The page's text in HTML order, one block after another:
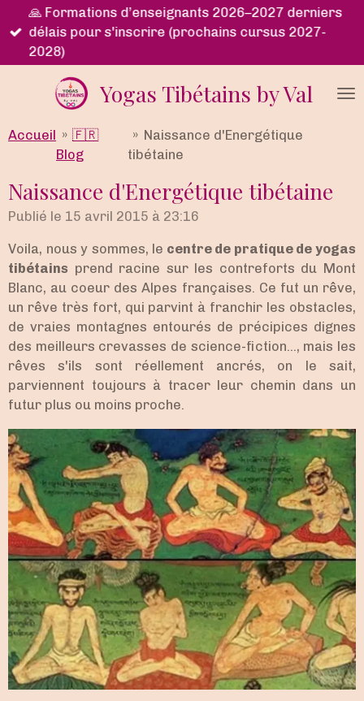
Passer
au
contenu
Yogas Tibétains by Val
🙏 Formations d’enseignants 2026–2027 derniers
délais pour s'inscrire (prochains cursus 2027-
2028)
Accueil » 🇫🇷
Blog
» Naissance d'Energétique
tibétaine
Naissance d'Energétique tibétaine
Publié le 15 avril 2015 à 23:16
Voila, nous y sommes, le centre de pratique de yogas
tibétains prend racine sur les contreforts du Mont
Blanc, au coeur des Alpes françaises. Ce fut un rêve,
un rêve très fort, qui parvint à franchir les obstacles,
de vraies montagnes entourés de précipices dignes
des meilleurs crevasses de science-fiction..., mais les
rêves s'ils sont réellement ancrés, on le sait,
parviennent toujours à tracer leur chemin dans un
futur plus ou moins proche.